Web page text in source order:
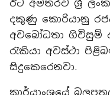
ඊට අමතරව ශ්‍රී
දකුණු කොරියානු
අවබෝධතා ගිවිසුම්
රැකියා අවස්ථා
සිදුකෙරෙනවා.
කාර්යාංශයේ